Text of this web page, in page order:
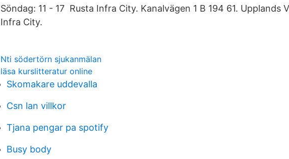
Söndag: 11 - 17 Rusta Infra City. Kanalvägen 1 B 194 61. Upplands
Infra City.
Nti södertörn sjukanmälan
läsa kurslitteratur online
Skomakare uddevalla
Csn lan villkor
Tjana pengar pa spotify
Busy body